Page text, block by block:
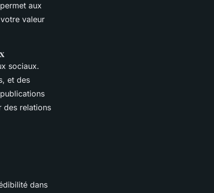
aux
valeur
sociaux.
et des
des relations
dans